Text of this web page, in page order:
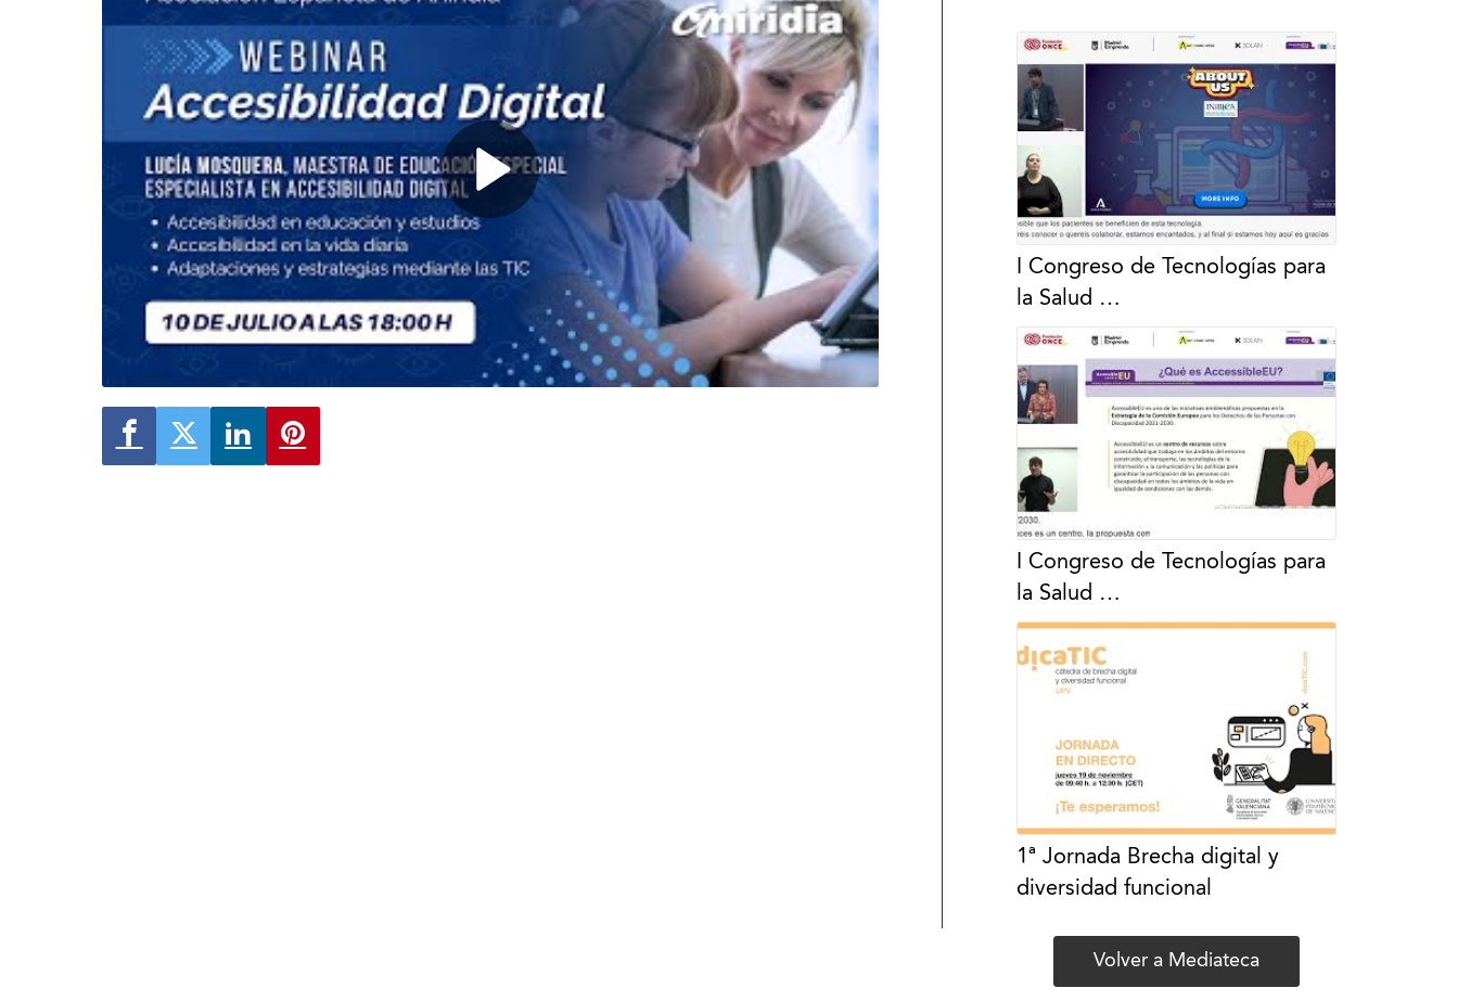
I Congreso de Tecnologías para
la Salud …
I Congreso de Tecnologías para
la Salud …
1ª Jornada Brecha digital y
diversidad funcional
Volver a Mediateca